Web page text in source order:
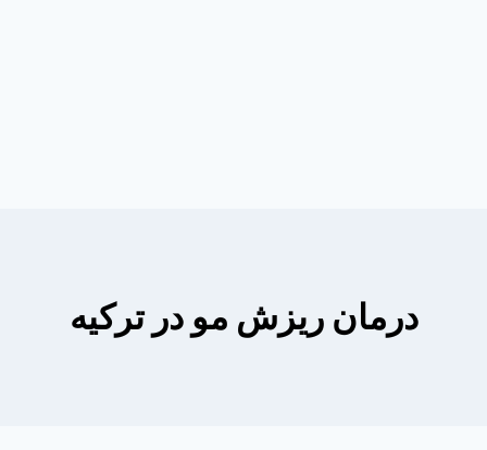
درمان ریزش مو در ترکیه